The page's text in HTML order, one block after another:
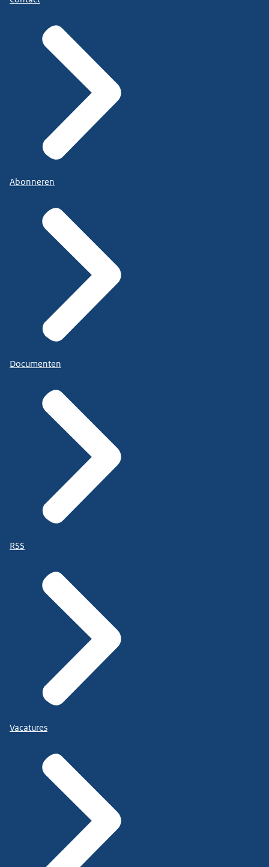
Abonneren
Documenten
RSS
Vacatures